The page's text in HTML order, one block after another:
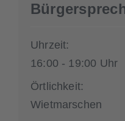
Uhrzeit:
16:00 - 19:00 Uhr
Örtlichkeit:
Wietmarschen